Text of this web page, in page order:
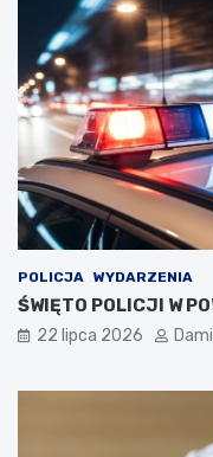
POLICJA WYDARZENIA
ŚWIĘTO POLICJI W
22 lipca 2026